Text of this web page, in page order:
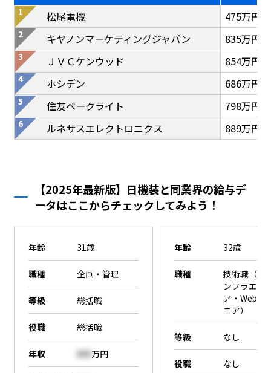
松尾電機
475万円
キヤノンマーケティングジャパン
835万円
ＪＶＣケンウッド
854万円
ホシデン
686万円
住友ベークライト
798万円
ルネサスエレクトロニクス
889万円
【2025年最新版】日機装と同業界の給与デ
ータはここからチェックしてみよう！
年齢 31歳
職種 企画・管理
等級 総括職
役職 総括職
年収 000万円
年齢 32歳
職種
技術職（SE
ンフラエン
ア・Webエ
ニア）
等級 なし
役職 なし